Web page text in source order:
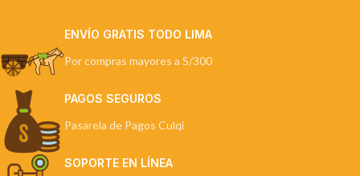
ENVÍO GRATIS TODO LIMA
Por compras mayores a S/300
PAGOS SEGUROS
Pasarela de Pagos Culqi
SOPORTE EN LÍNEA